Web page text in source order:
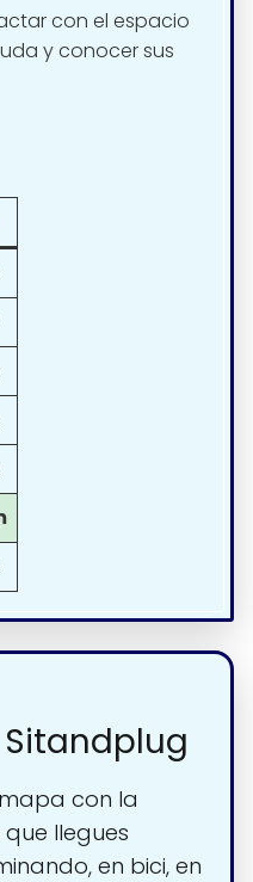
con el espacio
y conocer sus
con la
llegues
en bici, en